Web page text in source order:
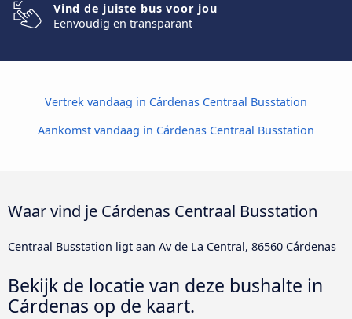
Vind de juiste bus voor jou
Eenvoudig en transparant
Vertrek vandaag in Cárdenas Centraal Busstation
Aankomst vandaag in Cárdenas Centraal Busstation
Waar vind je Cárdenas Centraal Busstation
Centraal Busstation ligt aan Av de La Central, 86560 Cárdenas
Bekijk de locatie van deze bushalte in
Cárdenas op de kaart.